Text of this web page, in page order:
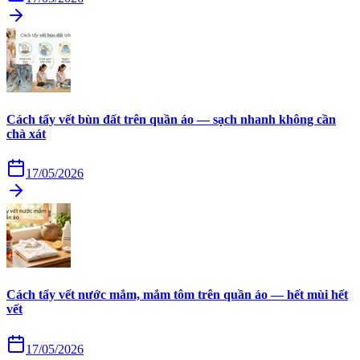
Cách tẩy vết bùn đất trên quần áo — sạch nhanh không cần
chà xát
17/05/2026
Cách tẩy vết nước mắm, mắm tôm trên quần áo — hết mùi hết
vết
17/05/2026